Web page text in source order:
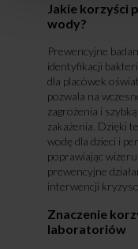
Jakie korzyści
wody?
Prewencyjne
identyfikacji
dla placówek
pozwala na
zagrożenia i
zakażenia. Dzięki
wodę dla dzieci i
poprawiając
prewencyjne
interwencji
Znaczenie
laboratoriów